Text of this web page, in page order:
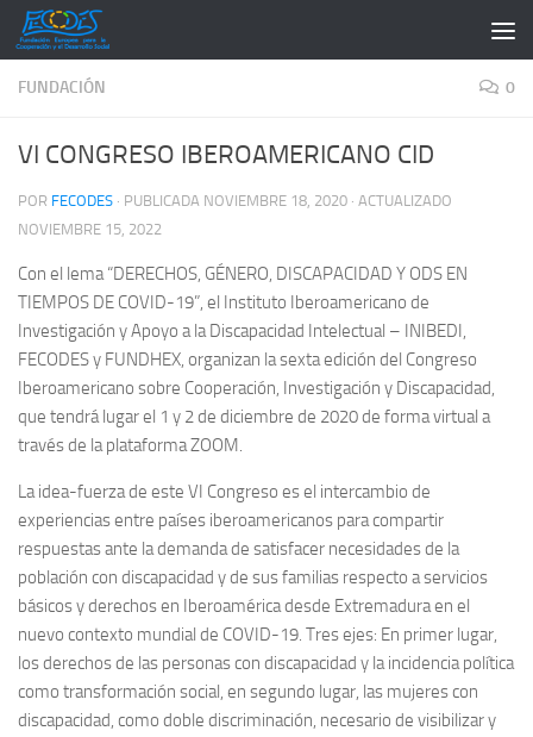
Saltar al contenido
FUNDACIÓN 0
VI CONGRESO IBEROAMERICANO CID
POR FECODES · PUBLICADA NOVIEMBRE 18, 2020 · ACTUALIZADO
NOVIEMBRE 15, 2022
Con el lema “DERECHOS, GÉNERO, DISCAPACIDAD Y ODS EN
TIEMPOS DE COVID-19”, el Instituto Iberoamericano de
Investigación y Apoyo a la Discapacidad Intelectual – INIBEDI,
FECODES y FUNDHEX, organizan la sexta edición del Congreso
Iberoamericano sobre Cooperación, Investigación y Discapacidad,
que tendrá lugar el 1 y 2 de diciembre de 2020 de forma virtual a
través de la plataforma ZOOM.
La idea-fuerza de este VI Congreso es el intercambio de
experiencias entre países iberoamericanos para compartir
respuestas ante la demanda de satisfacer necesidades de la
población con discapacidad y de sus familias respecto a servicios
básicos y derechos en Iberoamérica desde Extremadura en el
nuevo contexto mundial de COVID-19. Tres ejes: En primer lugar,
los derechos de las personas con discapacidad y la incidencia política
como transformación social, en segundo lugar, las mujeres con
discapacidad, como doble discriminación, necesario de visibilizar y